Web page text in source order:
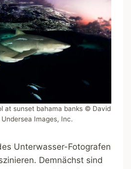
at sunset bahama banks © David
Images, Inc.
Unterwasser-Fotografen
Demnächst sind